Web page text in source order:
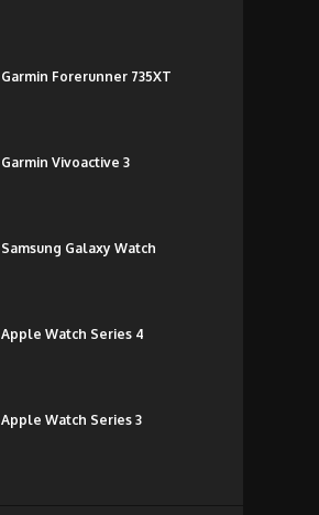
Garmin Forerunner 735XT
Garmin Vivoactive 3
Samsung Galaxy Watch
Apple Watch Series 4
Apple Watch Series 3